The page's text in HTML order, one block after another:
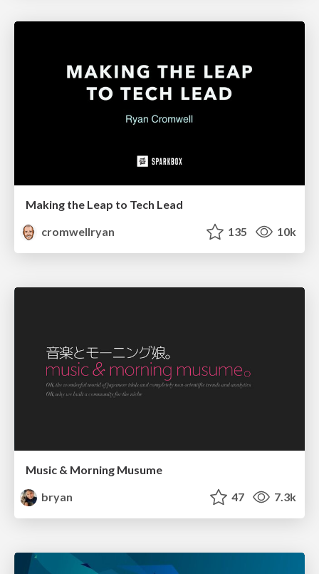
Making the Leap to Tech Lead
cromwellryan
135 10k
Music & Morning Musume
bryan
47 7.3k